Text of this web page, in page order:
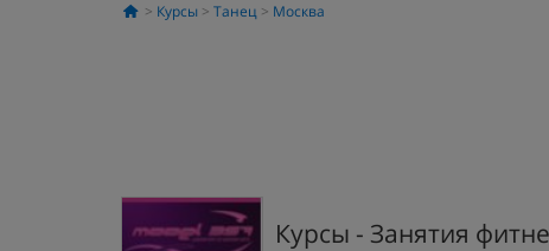
Курсы Танец Москва
Курсы - Занятия